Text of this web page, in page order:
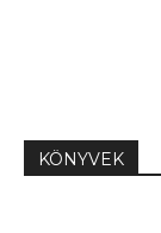
KÖNYVEK